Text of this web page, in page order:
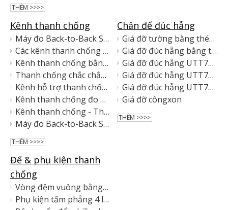
THÊM >>>>
Kênh thanh chống
Máy đo Back-to-Back Strut Rắn & có rãnh
Các kênh thanh chống quay lại được hàn
Kênh thanh chống bằng thép carbon mạ kẽm
Thanh chống chắc chắn & có rãnh
Kênh hỗ trợ thanh chống quay lại phía sau Chắc chắn & có rãnh
Kênh thanh chống đo địa chấn hạng nặng UTT (Rắn & có rãnh)
Kênh thanh chống - Thép đặc & có rãnh, mạ kẽm nhúng nóng, dùng để giằng địa chấn & hỗ trợ điện
Máy đo Back-to-Back Strut Rắn & có rãnh
THÊM >>>>
Chân đế đúc hẫng
Giá đỡ tường bằng thép mạ kẽm
Giá đỡ đúc hẫng bằng thép carbon mạ kẽm
Giá đỡ đúc hẫng UTT7241D
Giá đỡ đúc hẫng UTT724102
Giá đỡ đúc hẫng UTT7241B
Giá đỡ côngxon
THÊM >>>>
Đế & phụ kiện thanh
chống
Vòng đệm vuông bằng thép carbon đa hoàn thiện cho kênh thanh chống
Phụ kiện tấm phẳng 4 lỗ bằng thép carbon đa hoàn thiện cho kênh thanh chống